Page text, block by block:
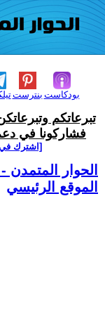
بنترست بودكاست
تبرعاتكم
فشاركونا في
[اشترك في
الحوار المتمدن
الموقع الرئيسي